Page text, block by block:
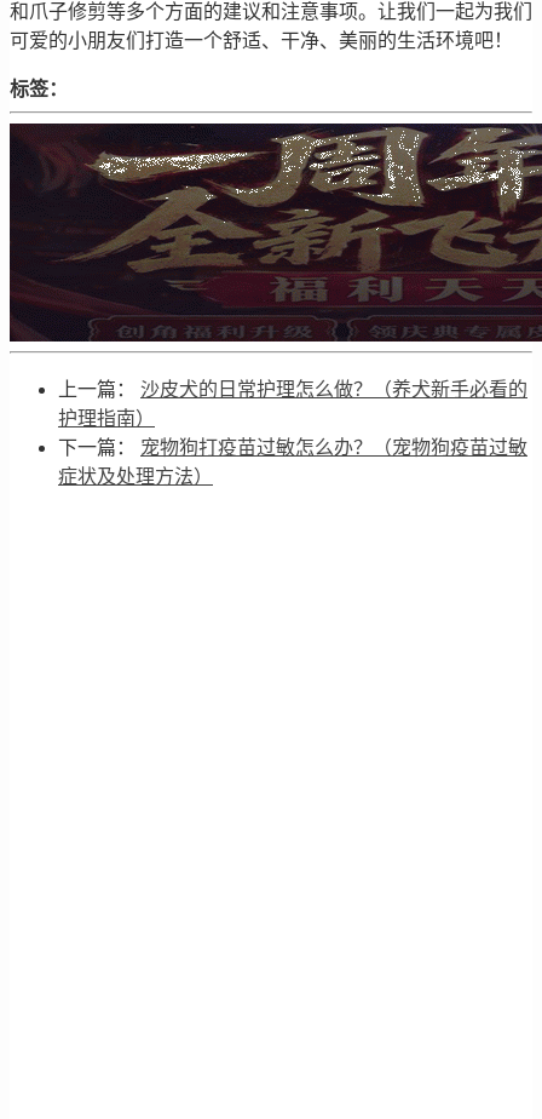
和爪子修剪等多个方面的建议和注意事项。让我们一起为我们
可爱的小朋友们打造一个舒适、干净、美丽的生活环境吧！
标签：
上一篇： 沙皮犬的日常护理怎么做？（养犬新手必看的
护理指南）
下一篇： 宠物狗打疫苗过敏怎么办？（宠物狗疫苗过敏
症状及处理方法）